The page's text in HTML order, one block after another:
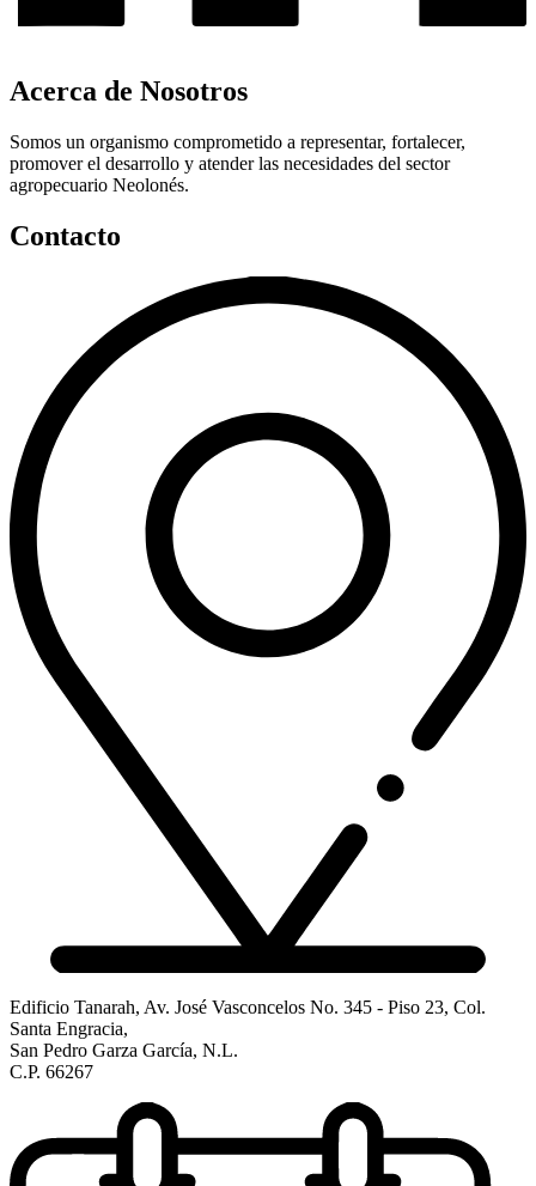
Acerca de Nosotros
Somos un organismo comprometido a representar, fortalecer,
promover el desarrollo y atender las necesidades del sector
agropecuario Neolonés.
Contacto
Edificio Tanarah, Av. José Vasconcelos No. 345 - Piso 23, Col.
Santa Engracia,
San Pedro Garza García, N.L.
C.P. 66267